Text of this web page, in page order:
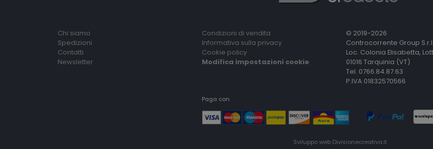
Chi siamo
Spedizioni
Contatti
Newsletter
Condizioni di vendita
Informativa sulla privacy
Cookie policy
Modifica impostazioni cookie
© 2019-2026
Controcorrente Group S.r.l.
Loc. Colonia Elisabetta,
01016 Tarquinia (VT)
Tel. 0766.84.87.63
P.IVA 01832570566
Paga con
Sviluppo web Divisionecreativa.it